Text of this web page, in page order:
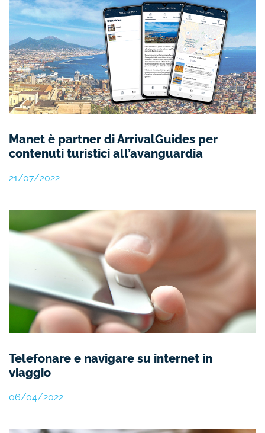
Manet è partner di ArrivalGuides per
contenuti turistici all’avanguardia
21/07/2022
Telefonare e navigare su internet in
viaggio
06/04/2022